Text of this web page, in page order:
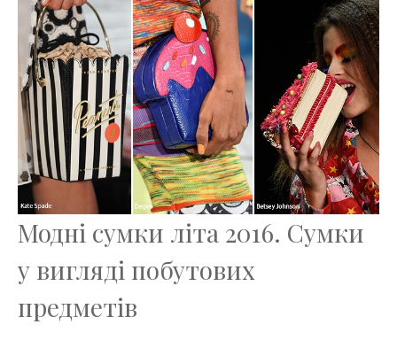
Модні сумки літа 2016. Сумки
у вигляді побутових
предметів